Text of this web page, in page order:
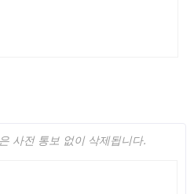
사전 통보 없이 삭제됩니다.